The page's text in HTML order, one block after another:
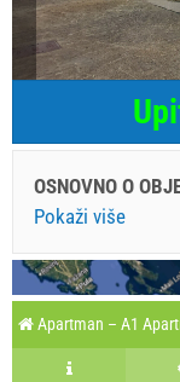
OSNOVNO O
Pokaži više
Apartman – A1